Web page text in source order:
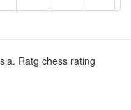
Ratg chess rating